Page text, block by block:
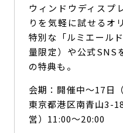
ウィンドウディスプ
りを気軽に試せるオ
特別な「ルミエール
量限定）や公式SNS
の特典も。
会期：開催中〜17日（
東京都港区南青山3-
営）11:00～20:00